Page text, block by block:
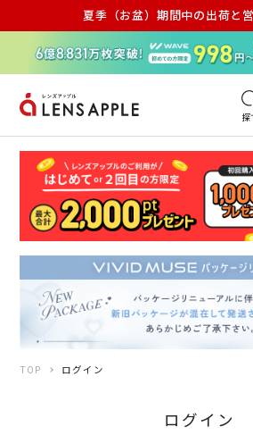
夏季（お盆）期間中の出荷と
探
アキュビュー メダリス
TOP ログイン
ログイン